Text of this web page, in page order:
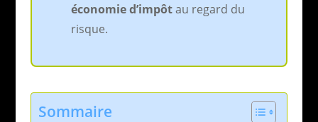
économie d’impôtau regard du
risque.
Sommaire